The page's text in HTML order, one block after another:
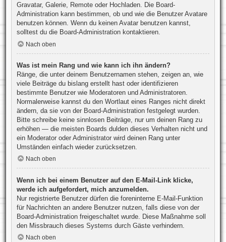
Gravatar, Galerie, Remote oder Hochladen. Die Board-
Administration kann bestimmen, ob und wie die Benutzer Avatare
benutzen können. Wenn du keinen Avatar benutzen kannst,
solltest du die Board-Administration kontaktieren.
Nach oben
Was ist mein Rang und wie kann ich ihn ändern?
Ränge, die unter deinem Benutzernamen stehen, zeigen an, wie
viele Beiträge du bislang erstellt hast oder identifizieren
bestimmte Benutzer wie Moderatoren und Administratoren.
Normalerweise kannst du den Wortlaut eines Ranges nicht direkt
ändern, da sie von der Board-Administration festgelegt wurden.
Bitte schreibe keine sinnlosen Beiträge, nur um deinen Rang zu
erhöhen — die meisten Boards dulden dieses Verhalten nicht und
ein Moderator oder Administrator wird deinen Rang unter
Umständen einfach wieder zurücksetzen.
Nach oben
Wenn ich bei einem Benutzer auf den E-Mail-Link klicke,
werde ich aufgefordert, mich anzumelden.
Nur registrierte Benutzer dürfen die foreninterne E-Mail-Funktion
für Nachrichten an andere Benutzer nutzen, falls diese von der
Board-Administration freigeschaltet wurde. Diese Maßnahme soll
den Missbrauch dieses Systems durch Gäste verhindern.
Nach oben